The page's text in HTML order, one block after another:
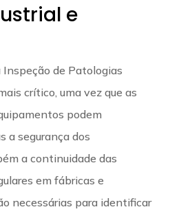
e
de Patologias
crítico, uma vez que as
podem
a segurança dos
a continuidade das
em fábricas e
necessárias para identificar